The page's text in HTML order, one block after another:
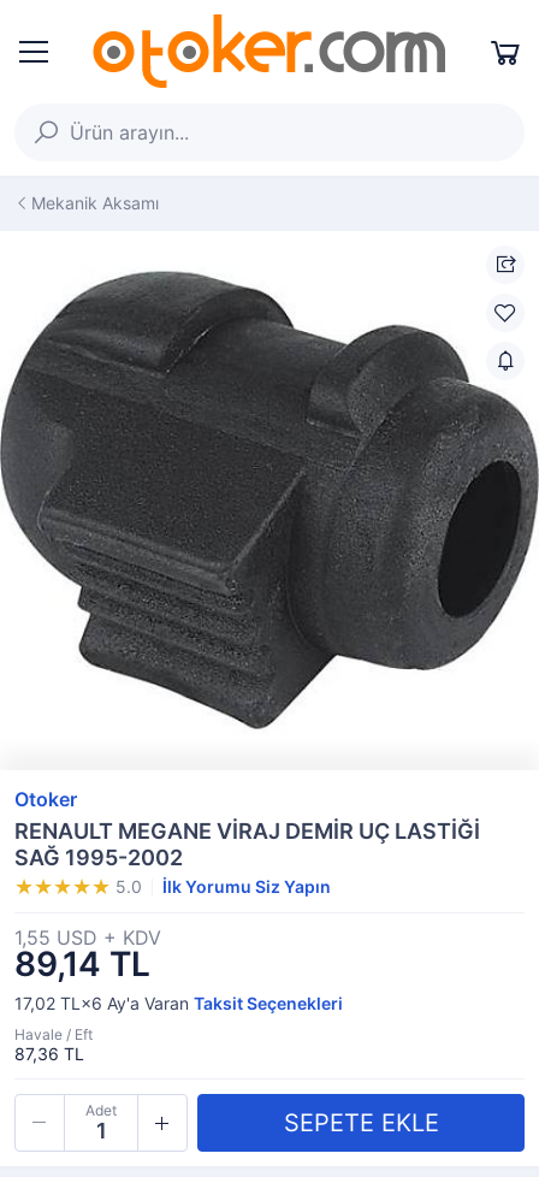
Mekanik Aksamı
Otoker
RENAULT MEGANE VİRAJ DEMİR UÇ LASTİĞİ
SAĞ 1995-2002
5.0 İlk Yorumu Siz Yapın
89,14 TL
1,55 USD + KDV
17,02 TL×6 Ay'a Varan Taksit Seçenekleri
Havale / Eft
87,36 TL
Adet